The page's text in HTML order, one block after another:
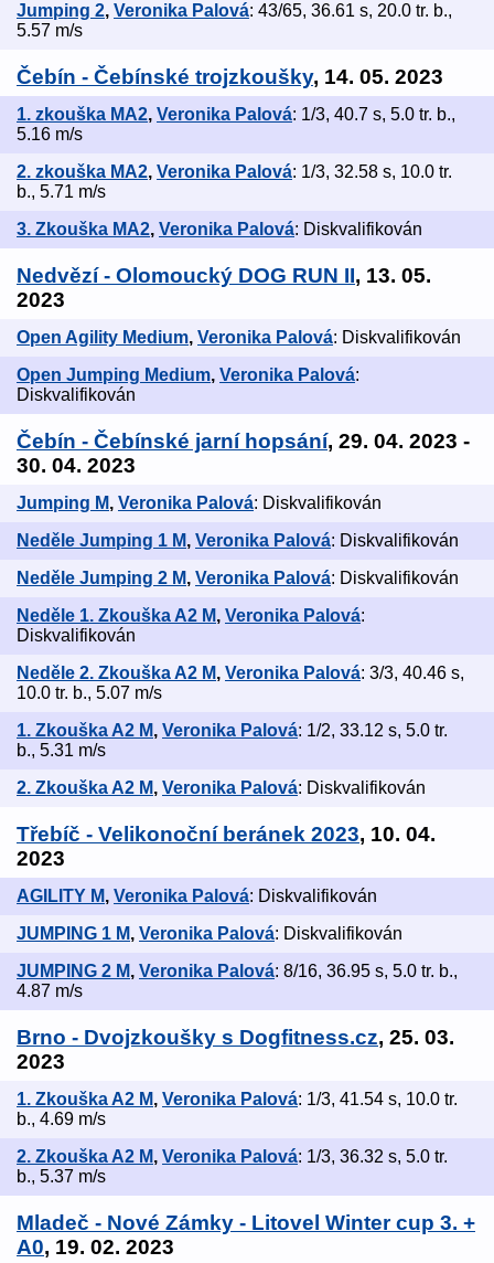
Jumping 2, Veronika Palová: 43/65, 36.61 s, 20.0 tr. b.,
5.57 m/s
Čebín - Čebínské trojzkoušky, 14. 05. 2023
1. zkouška MA2, Veronika Palová: 1/3, 40.7 s, 5.0 tr. b.,
5.16 m/s
2. zkouška MA2, Veronika Palová: 1/3, 32.58 s, 10.0 tr.
b., 5.71 m/s
3. Zkouška MA2, Veronika Palová: Diskvalifikován
Nedvězí - Olomoucký DOG RUN II, 13. 05.
2023
Open Agility Medium, Veronika Palová: Diskvalifikován
Open Jumping Medium, Veronika Palová:
Diskvalifikován
Čebín - Čebínské jarní hopsání, 29. 04. 2023 -
30. 04. 2023
Jumping M, Veronika Palová: Diskvalifikován
Neděle Jumping 1 M, Veronika Palová: Diskvalifikován
Neděle Jumping 2 M, Veronika Palová: Diskvalifikován
Neděle 1. Zkouška A2 M, Veronika Palová:
Diskvalifikován
Neděle 2. Zkouška A2 M, Veronika Palová: 3/3, 40.46 s,
10.0 tr. b., 5.07 m/s
1. Zkouška A2 M, Veronika Palová: 1/2, 33.12 s, 5.0 tr.
b., 5.31 m/s
2. Zkouška A2 M, Veronika Palová: Diskvalifikován
Třebíč - Velikonoční beránek 2023, 10. 04.
2023
AGILITY M, Veronika Palová: Diskvalifikován
JUMPING 1 M, Veronika Palová: Diskvalifikován
JUMPING 2 M, Veronika Palová: 8/16, 36.95 s, 5.0 tr. b.,
4.87 m/s
Brno - Dvojzkoušky s Dogfitness.cz, 25. 03.
2023
1. Zkouška A2 M, Veronika Palová: 1/3, 41.54 s, 10.0 tr.
b., 4.69 m/s
2. Zkouška A2 M, Veronika Palová: 1/3, 36.32 s, 5.0 tr.
b., 5.37 m/s
Mladeč - Nové Zámky - Litovel Winter cup 3. +
A0, 19. 02. 2023